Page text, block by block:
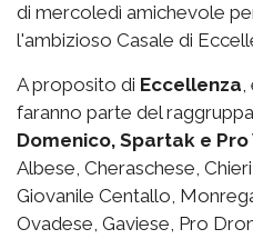
di mercoledì amichevole
l'ambizioso Casale di
A proposito di Eccellenza,
faranno parte del
Domenico, Spartak e
Albese, Cheraschese,
Giovanile Centallo,
Ovadese, Gaviese, Pro